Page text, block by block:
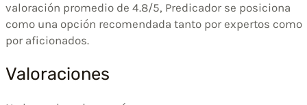
valoración promedio de 4.8/5, Predicador se posiciona
como una opción recomendada tanto por expertos como
por aficionados.
Valoraciones